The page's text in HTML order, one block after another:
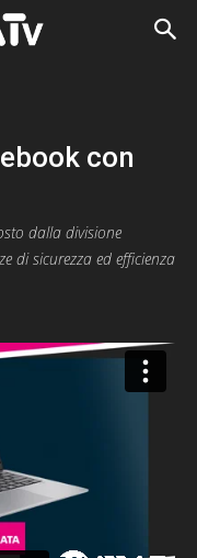
con
dalla divisione
di sicurezza ed efficienza